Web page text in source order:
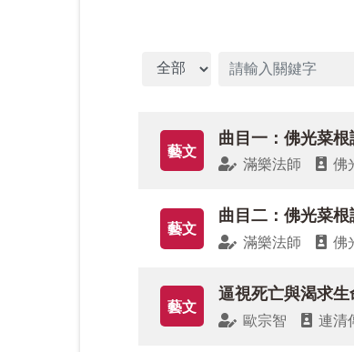
本期論文版「星雲大師全集」選
「人間論壇」，北京大學王頌教
觀將為人類文明的未來提供啟迪
「青年文海」，西北大學博士生
評」部分，中山大學越建東教
的六大幽旨。
文章分類
藝文
曲目一：佛光菜
滿樂法師 佛
藝文
曲目二：佛光菜
滿樂法師 佛
藝文
逼視死亡與渴求生
歐宗智 連清